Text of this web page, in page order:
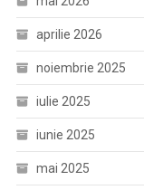
aprilie 2026
noiembrie 2025
iulie 2025
iunie 2025
mai 2025